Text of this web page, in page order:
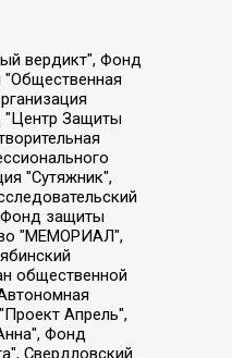
искусства "Типография", Моргенштерн Алишер Тагирович, Соболь Любовь Эдуардовна, Общество с ограниченной ответственностью "ЛИЗА НОРМ", Каспаров Гарри Кимович, Ходорковский Михаил Борисович, Общество с ограниченной ответственностью "Апрельские тезисы", Данилович Ирина Брониславовна, Кашин Олег Владимирович, Петров Николай Владимирович, Пивоваров Алексей Владимирович, Соколов Михаил Владимирович, Цветкова Юлия Владимировна, Чичваркин Евгений Александрович, Комитет против пыток/Команда против пыток, Общество с ограниченной ответственностью "Первый научный", Общество с ограниченной ответственностью "Вертолет и ко", Белоцерковская Вероника Борисовна, Кац Максим Евгеньевич, Лазарева Татьяна Юрьевна, Шаведдинов Руслан Табризович, Яшин Илья Валерьевич, Общество с ограниченной ответственностью "Иноагент ААВ", Алешковский Дмитрий Петрович, Альбац Евгения Марковна, Быков Дмитрий Львович, Галямина Юлия Евгеньевна, Лойко Сергей Леонидович, Мартынов Кирилл Константинович, Медведев Сергей Александрович, Крашенинников Федор Геннадиевич, Гордеева Катерина Вл